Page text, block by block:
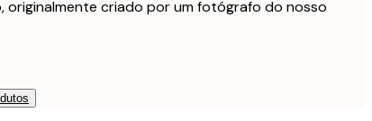
originalmente criado por um fotógrafo do nosso